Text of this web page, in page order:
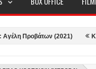
(2021) Κριτική: Η